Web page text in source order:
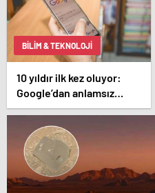
BILIM & TEKNOLOJI
10 yıldır ilk kez oluyor:
Google’dan anlamsız
değişiklik